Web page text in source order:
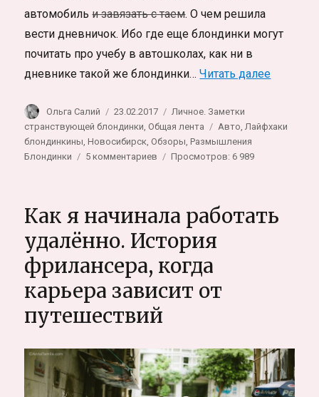
автомобильи завязать с таем. О чем решила
вести дневничок. Ибо где еще блондинки могут
почитать про учебу в автошколах, как ни в
дневнике такой же блондинки…Читать далее
Автор
Ольга Салий Опубликовано
23.02.2017 Рубрики
Личное. Заметки
странствующей блондинки ,Общая лента Метки
Авто Лайфхаки
блондинкины ,Новосибирск ,Обзоры ,Размышления
Блондинки
5 комментариев
учеба
автошколе
(Новосибирск).
Как
учатся
на
права
2016
Просмотров: 6 989
Как я начинала работать
удалённо. История
фрилансера, когда
карьера зависит от
путешествий